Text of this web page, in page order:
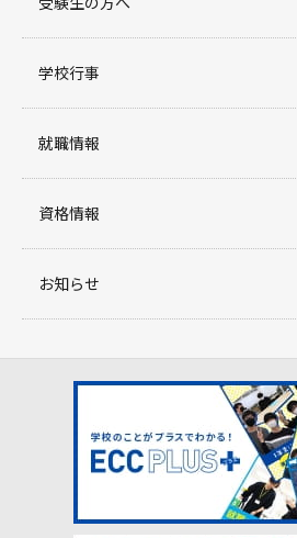
学校行事
就職情報
資格情報
お知らせ